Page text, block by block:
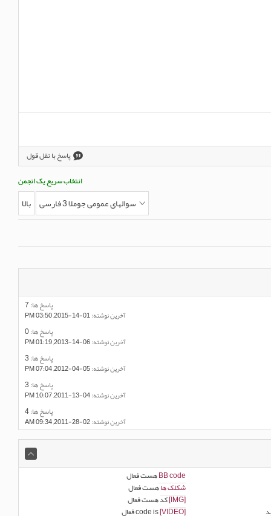
پاسخ با نقل قول
انتخاب سریع یک انجمن
سوالهای عمومی جوملا 3 فارسی
بالا
پاسخ ها:
آخرين نوشته: 03:50 PM
پاسخ ها:
آخرين نوشته: 01:19 PM
پاسخ ها:
آخرين نوشته: 07:04 PM
پاسخ ها:
آخرين نوشته: 10:07 PM
پاسخ ها:
آخرين نوشته: 09:34 AM
BB codeهستفعال
شکلک هاهستفعال
[IMG]
کد هستفعال
[VIDEO]
code is فعال